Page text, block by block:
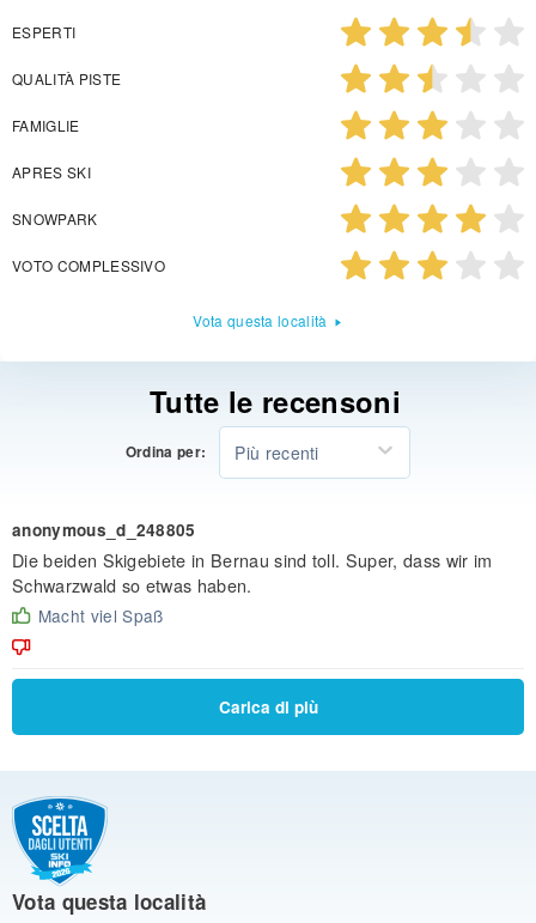
ESPERTI
QUALITÀ PISTE
FAMIGLIE
APRES SKI
SNOWPARK
VOTO COMPLESSIVO
Vota questa località
Tutte le recensoni
Ordina per: Più recenti
anonymous_d_248805
Die beiden Skigebiete in Bernau sind toll. Super, dass wir im
Schwarzwald so etwas haben.
Macht viel Spaß
Carica di più
Vota questa località